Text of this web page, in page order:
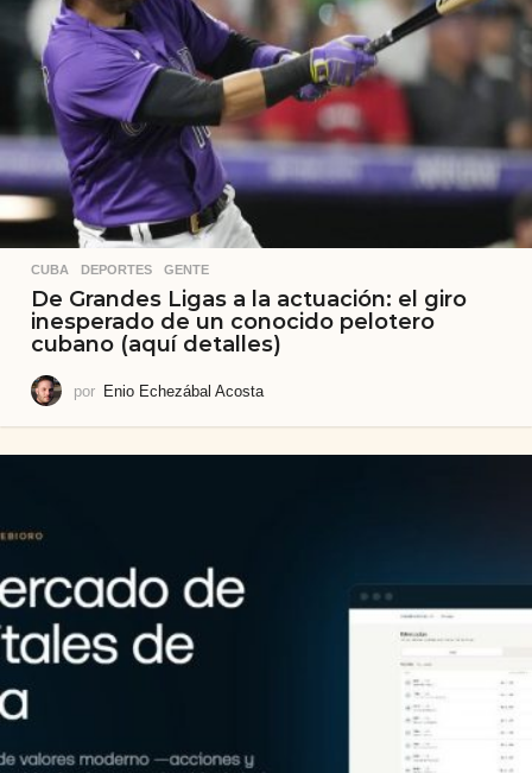
CUBA ,DEPORTES ,GENTE
De Grandes Ligas a la actuación: el giro
inesperado de un conocido pelotero
cubano (aquí detalles)
por Enio Echezábal Acosta